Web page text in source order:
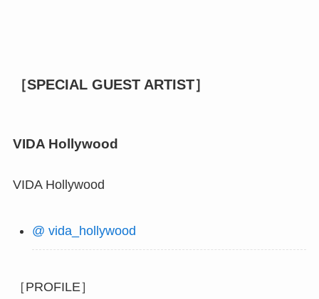
［SPECIAL GUEST ARTIST］
VIDA Hollywood
VIDA Hollywood
@ vida_hollywood
［PROFILE］